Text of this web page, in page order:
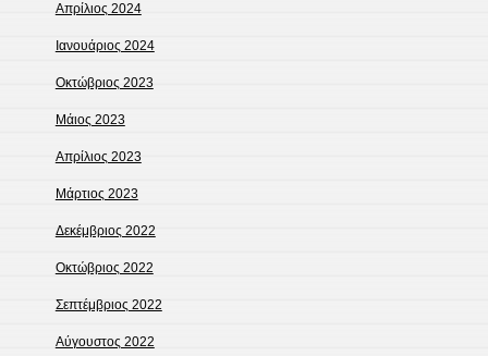
Απρίλιος 2024
Ιανουάριος 2024
Οκτώβριος 2023
Μάιος 2023
Απρίλιος 2023
Μάρτιος 2023
Δεκέμβριος 2022
Οκτώβριος 2022
Σεπτέμβριος 2022
Αύγουστος 2022